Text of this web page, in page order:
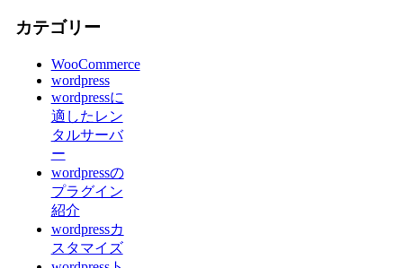
カテゴリー
WooCommerce
wordpress
wordpressに
適したレン
タルサーバ
ー
wordpressの
プラグイン
紹介
wordpressカ
スタマイズ